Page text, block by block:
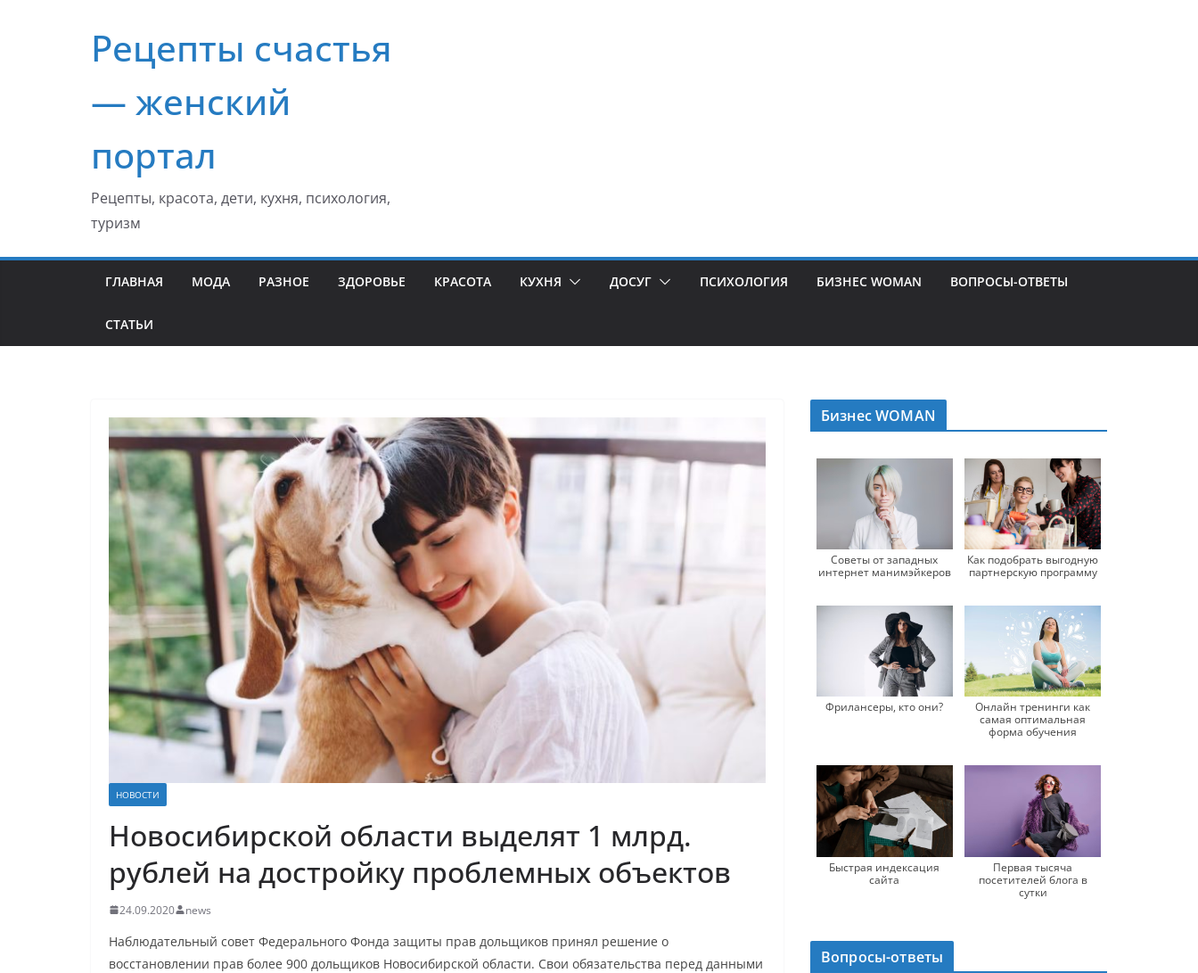
содержимомуРецепты счастья
— женский
портал
Рецепты, красота, дети, кухня, психология,
туризм
ГЛАВНАЯ МОДА РАЗНОЕ ЗДОРОВЬЕ КРАСОТА КУХНЯ ДОСУГ ПСИХОЛОГИЯ БИЗНЕС WOMAN ВОПРОСЫ-ОТВЕТЫ
СТАТЬИ
НОВОСТИ
Новосибирской области выделят 1 млрд.
рублей на достройку проблемных объектов
24.09.2020 news
Наблюдательный совет Федерального Фонда защиты прав дольщиков принял решение о
восстановлении прав более 900 дольщиков Новосибирской области. Свои обязательства перед данными
Бизнес WOMAN
Советы от западных
интернет манимэйкеров
Как подобрать выгодную
партнерскую программу
Фрилансеры, кто они?
Онлайн тренинги как
самая оптимальная
форма обучения
Быстрая индексация
сайта
Первая тысяча
посетителей блога в
сутки
Вопросы-ответы